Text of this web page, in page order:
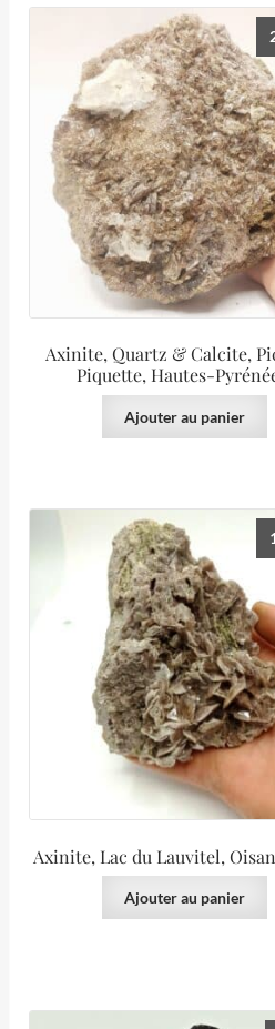
Axinite, Quartz & Calcite,
Piquette, Hautes-
Ajouter au panier
Axinite, Lac du Lauvitel,
Ajouter au panier